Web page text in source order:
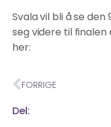
Svala vil bli å se den
seg videre til finalen
her:
FORRIGE
Del: